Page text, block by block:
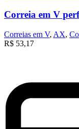
Correia em V
Correias em V, AX,
R$ 53,17